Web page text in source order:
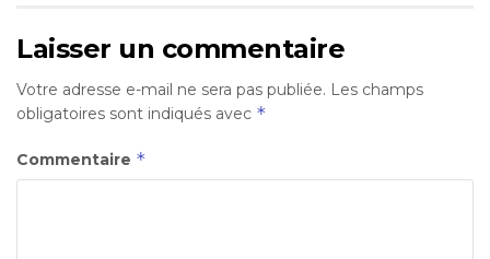
Laisser un commentaire
Votre adresse e-mail ne sera pas publiée. Les champs
obligatoires sont indiqués avec *
Commentaire *